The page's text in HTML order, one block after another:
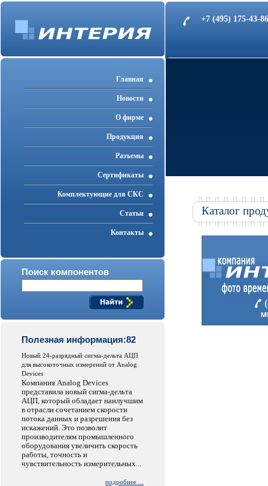
+7 (495) 175-43-
Главная
Новости
О фирме
Продукция
Разъемы
Cертификаты
Комплектующие для СКС
Статьи
Контакты
Поиск компонентов
Полезная информация:82
Новый 24-разрядный сигма-дельта АЦП
для высокоточных измерений от Analog
Devices
Компания Analog Devices
представила новый сигма-дельта
АЦП, который обладает наилучшим
в отрасли сочетанием скорости
потока данных и разрешения без
искажений. Это позволит
производителям промышленного
оборудования увеличить скорость
работы, точность и
чувствительность измерительных...
подробнее ...
Каталог